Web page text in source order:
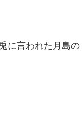
に言われた月島の